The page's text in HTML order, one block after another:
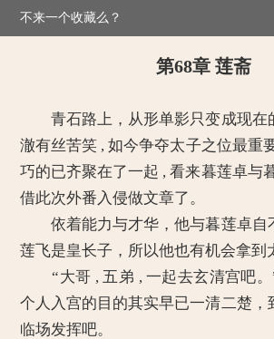
>媚倾天下：妖孽王爷别乱来
第68章 莲斋
青石路上，从形单影只变成现在
澈有丝苦笑 , 如今争夺太子之位最重
巧的已齐聚在了一起 , 看来暮莲卓与
借此次外番入侵做文章了。
依着能力与才华，他与暮莲卓自
莲飞是皇长子，所以他也有机会拿到
“大哥 , 五弟 , 一起去玄清宫吧。
个人入宫的目的其实早已一清二楚，
临场发挥吧。
不来一个收藏么？